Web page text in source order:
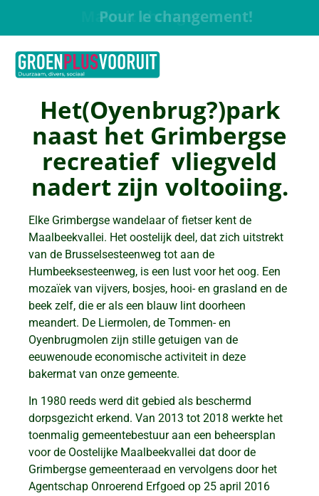
Pour le changement!
Het(Oyenbrug?)park
naast het Grimbergse
recreatief vliegveld
nadert zijn voltooiing.
Elke Grimbergse wandelaar of fietser kent de
Maalbeekvallei. Het oostelijk deel, dat zich uitstrekt
van de Brusselsesteenweg tot aan de
Humbeeksesteenweg, is een lust voor het oog. Een
mozaïek van vijvers, bosjes, hooi- en grasland en de
beek zelf, die er als een blauw lint doorheen
meandert. De Liermolen, de Tommen- en
Oyenbrugmolen zijn stille getuigen van de
eeuwenoude economische activiteit in deze
bakermat van onze gemeente.
In 1980 reeds werd dit gebied als beschermd
dorpsgezicht erkend. Van 2013 tot 2018 werkte het
toenmalig gemeentebestuur aan een beheersplan
voor de Oostelijke Maalbeekvallei dat door de
Grimbergse gemeenteraad en vervolgens door het
Agentschap Onroerend Erfgoed op 25 april 2016